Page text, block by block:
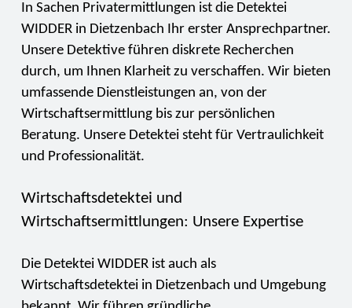
In Sachen Privatermittlungen ist die Detektei
WIDDER in Dietzenbach Ihr erster Ansprechpartner.
Unsere Detektive führen diskrete Recherchen
durch, um Ihnen Klarheit zu verschaffen. Wir bieten
umfassende Dienstleistungen an, von der
Wirtschaftsermittlung bis zur persönlichen
Beratung. Unsere Detektei steht für Vertraulichkeit
und Professionalität.
Wirtschaftsdetektei und
Wirtschaftsermittlungen: Unsere Expertise
Die Detektei WIDDER ist auch als
Wirtschaftsdetektei in Dietzenbach und Umgebung